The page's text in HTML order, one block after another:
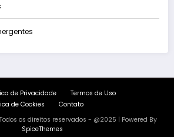
de Privacidade
Termos de Uso
de Cookies
Contato
os direitos reservados - @2025 | Powered By
SpiceThemes